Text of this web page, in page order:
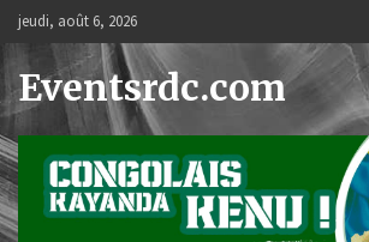
Skip
content
jeudi, août 6, 2026
Eventsrdc.com